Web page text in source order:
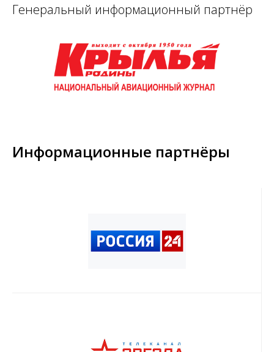
Генеральный информационный партнёр
Информационные партнёры